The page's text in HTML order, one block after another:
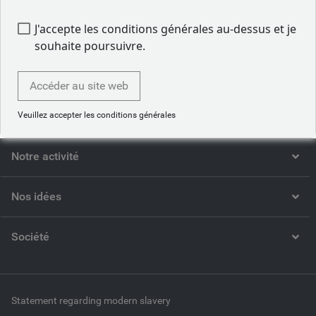
Qui sommes-nous
Notre activité
Nos idées
Société
Statement regarding modern slavery
J'accepte les conditions générales au-dessus et je
souhaite poursuivre.
Accéder au site web
Veuillez accepter les conditions générales